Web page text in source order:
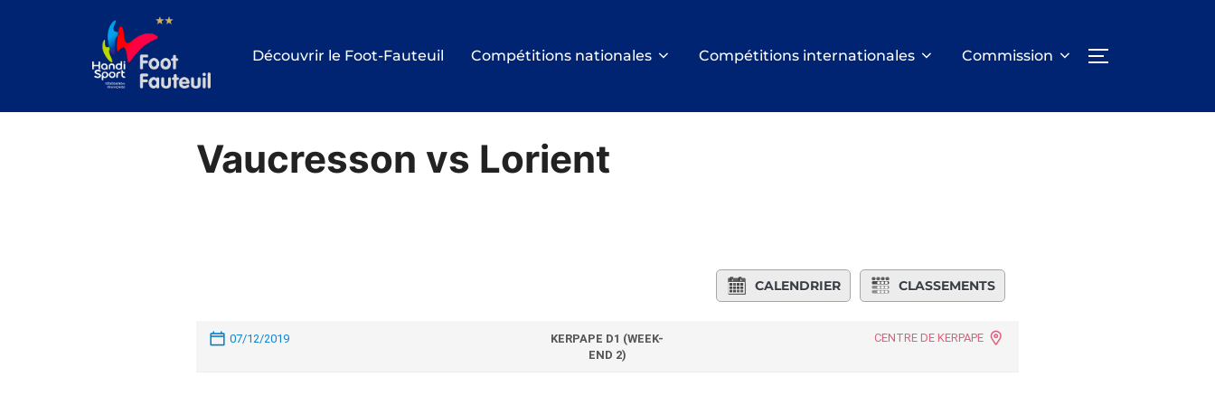
Découvrir le Foot-Fauteuil Compétitions nationales Compétitions internationales Commission PERMUTER
Vaucresson vs Lorient
CALENDRIER CLASSEMENTS
07/12/2019
KERPAPE D1 (WEEK-
END 2)
CENTRE DE KERPAPE